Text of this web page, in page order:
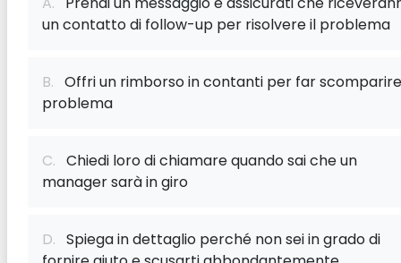
un contatto di follow-up per risolvere il problema
B. Offri un rimborso in contanti per far
problema
C. Chiedi loro di chiamare quando sai che un
manager sarà in giro
D. Spiega in dettaglio perché non sei in grado di